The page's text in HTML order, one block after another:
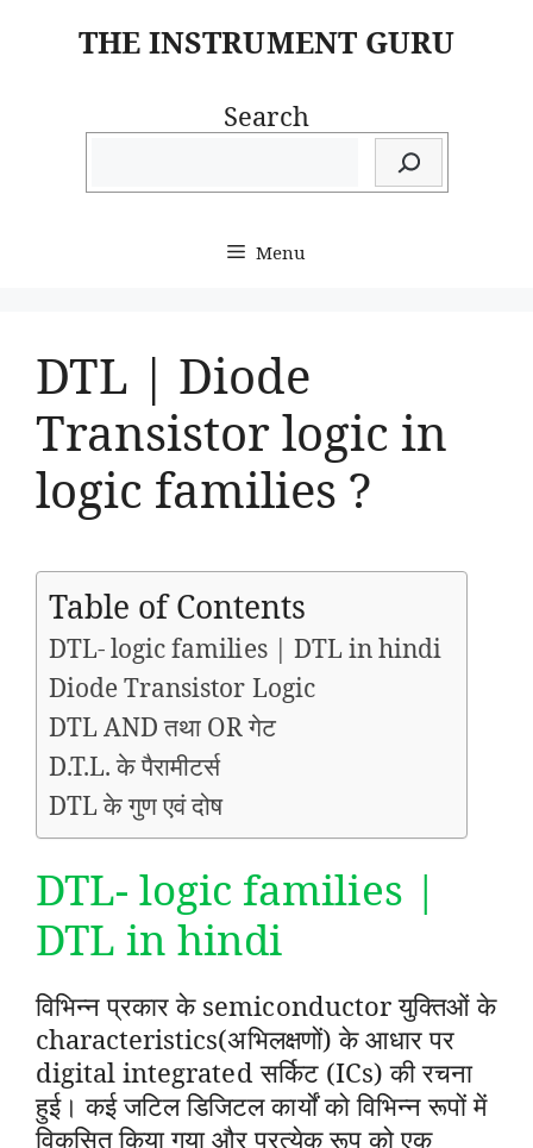
THE INSTRUMENT GURU
Search
Menu
DTL | Diode
Transistor logic in
logic families ?
Table of Contents
DTL- logic families | DTL in hindi
Diode Transistor Logic
DTL AND तथा OR गेट
D.T.L. के पैरामीटर्स
DTL के गुण एवं दोष
DTL- logic families |
DTL in hindi
विभिन्न प्रकार के semiconductor युक्तिओं के
characteristics(अभिलक्षणों) के आधार पर
digital integrated सर्किट (ICs) की रचना
हुई।कई जटिल डिजिटल कार्यों को विभिन्न रूपों में
विकसित किया गया और प्रत्येक रूप को एक